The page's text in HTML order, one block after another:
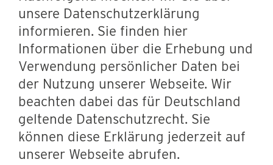
unsere Datenschutzerklärung
informieren. Sie finden hier
Informationen über die Erhebung und
Verwendung persönlicher Daten bei
der Nutzung unserer Webseite. Wir
beachten dabei das für Deutschland
geltende Datenschutzrecht. Sie
können diese Erklärung jederzeit auf
unserer Webseite abrufen.